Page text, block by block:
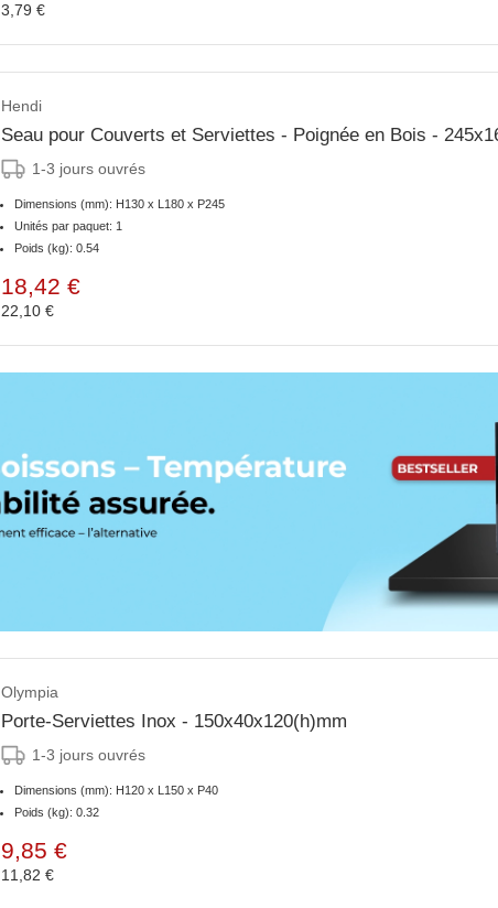
3,79 €
Hendi
Seau pour Couverts et Serviettes - Poignée en Bois -
1-3 jours ouvrés
Dimensions (mm): H130 x L180 x P245
Unités par paquet: 1
Poids (kg): 0.54
18,42 €
22,10 €
Olympia
Porte-Serviettes Inox - 150x40x120(h)mm
1-3 jours ouvrés
Dimensions (mm): H120 x L150 x P40
Poids (kg): 0.32
9,85 €
11,82 €